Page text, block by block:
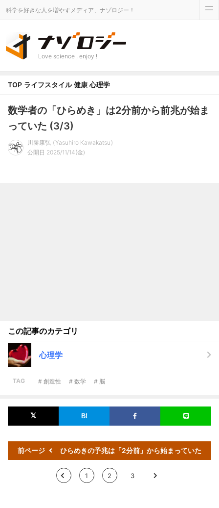
科学を好きな人を増やすメディア、ナゾロジー！
Love science , enjoy !
TOP ライフスタイル 健康 心理学
数学者の「ひらめき」は2分前から前兆が始ま
っていた (3/3)
川勝康弘
Yasuhiro Kawakatsu
公開日 2025/11/14(金)
この記事のカテゴリ
心理学
TAG # 創造性 # 数学 # 脳
前ページ ひらめきの予兆は「2分前」から始まっていた
< 1 2 3 >